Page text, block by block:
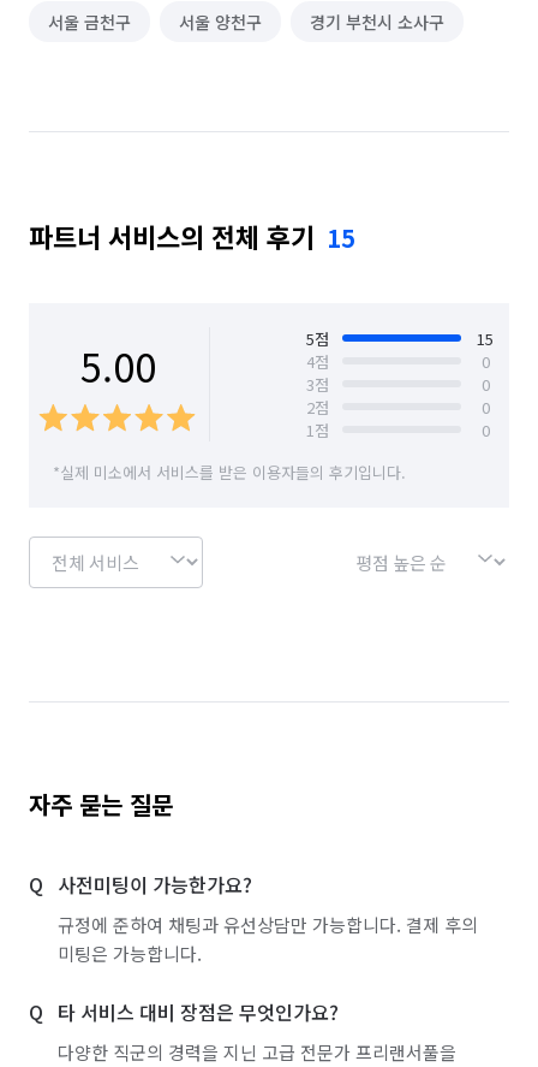
서울 금천구 서울 양천구 경기 부천시 소사구
파트너 서비스의 전체 후기 15
5.00 5점
15
4점
0
3점
0
2점
0
1점
0
*실제 미소에서 서비스를 받은 이용자들의 후기입니다.
자주 묻는 질문
사전미팅이 가능한가요?
규정에 준하여 채팅과 유선상담만 가능합니다. 결제 후의
미팅은 가능합니다.
타 서비스 대비 장점은 무엇인가요?
다양한 직군의 경력을 지닌 고급 전문가 프리랜서풀을